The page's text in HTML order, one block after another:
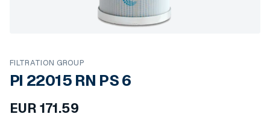
FILTRATION GROUP
PI 22015 RN PS 6
EUR 171.59